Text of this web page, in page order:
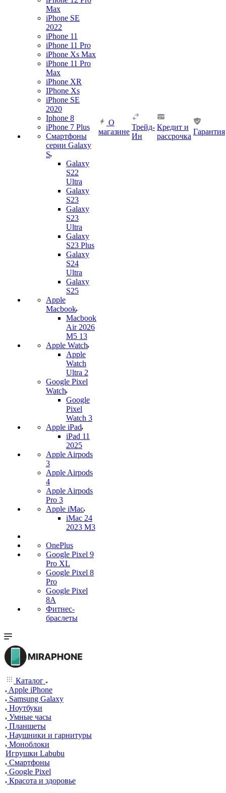
Max
iPhone SE
2022
iPhone 11
iPhone 11 Pro
iPhone Xs Max
iPhone 11 Pro
Max
iPhone XR
IPhone Xs
iPhone SE
2020
Iphone 8
iPhone 7 Plus
Смартфоны
серии Galaxy
S
Galaxy
S22
Ultra
Galaxy
S23
Galaxy
S23
Ultra
Galaxy
S23 Plus
Galaxy
S24
Ultra
Galaxy
S25
Apple
Macbook
Macbook
Air 2026
M5 13
Apple Watch
Apple
Watch
Ultra 2
Google Pixel
Watch
Google
Pixel
Watch 3
Apple iPad
iPad 11
2025
Apple Airpods
3
Apple Airpods
4
Apple Airpods
Pro 3
Apple iMac
iMac 24
2023 M3
OnePlus
Google Pixel 9
Pro XL
Google Pixel 8
Pro
Google Pixel
8A
Фитнес-
браслеты
О
магазине
Трейд-
Ин
Кредит и
рассрочка
Гарантия
Каталог
Apple iPhone
Samsung Galaxy
Ноутбуки
Умные часы
Планшеты
Наушники и гарнитуры
Моноблоки
Игрушки Labubu
Смартфоны
Google Pixel
Красота и здоровье